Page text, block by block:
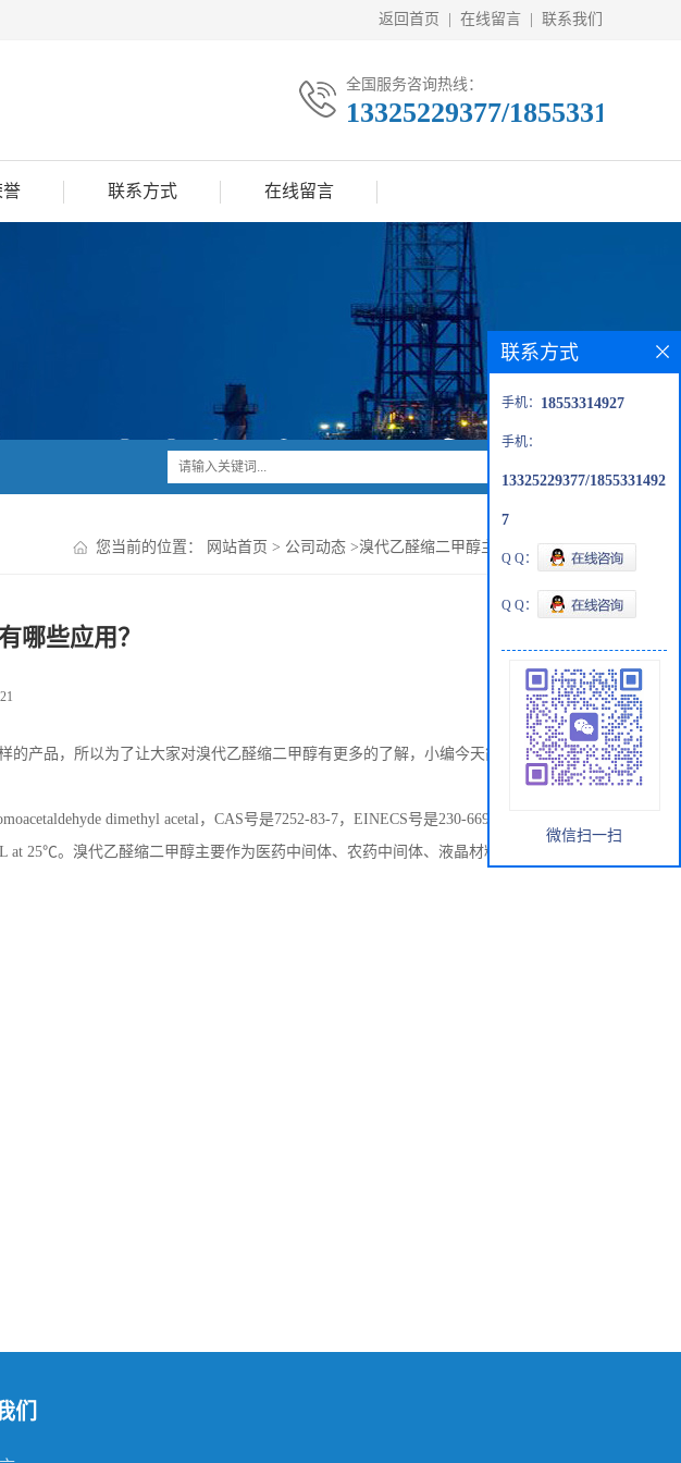
返回首页 在线留言 联系我们
全国服务咨询热线：
13325229377/18553314927
誉 联系方式 在线留言
您当前的位置： 网站首页 > 公司动态 >溴代乙醛缩二甲醇主要有哪些应用？
哪些应用？
产品，所以为了让大家对溴代乙醛缩二甲醇有更多的了解，小编今天简单的整理了一
dimethyl acetal， CAS号是7252-83-7， EINECS号是230-669-6
at 25℃。溴代乙醛缩二甲醇主要作为医药中间体、农药中间体、液晶材料中间体等使
联系方式
手机： 18553314927
手机：
13325229377/1855331492
7
Q Q：
Q Q：
微信扫一扫
们